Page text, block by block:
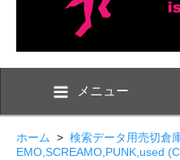
メニュー
ホーム > 検索データ用売切倉
EMO,SCREAMO,PUNK,used